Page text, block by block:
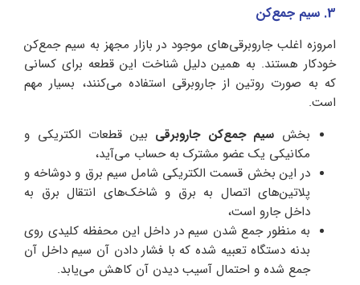
3. سیم جمع‌کن
امروزه اغلب جاروبرقی‌های موجود در بازار مجهز به سیم جمع‌کن
خودکار هستند. به همین دلیل شناخت این قطعه برای کسانی
که به صورت روتین از جاروبرقی استفاده می‌کنند، بسیار مهم
است.
بخش سیم جمع‌کن جاروبرقی بین قطعات الکتریکی و
مکانیکی یک عضو مشترک به حساب می‌آید،
در این بخش قسمت الکتریکی شامل سیم برق و دوشاخه و
پلاتین‌های اتصال به برق و شاخک‌های انتقال برق به
داخل جارو است،
به منظور جمع شدن سیم در داخل این محفظه کلیدی روی
بدنه دستگاه تعبیه شده که با فشار دادن آن سیم داخل آن
جمع شده و احتمال آسیب دیدن آن کاهش می‌یابد.